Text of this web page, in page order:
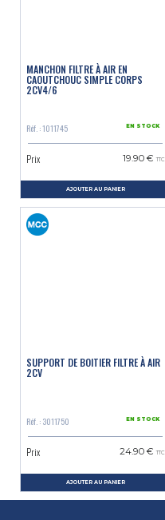
MANCHON FILTRE À AIR EN
CAOUTCHOUC SIMPLE CORPS
2CV4/6
Réf. : 1011745 EN STOCK
Prix 19.90 € TTC
AJOUTER AU PANIER
SUPPORT DE BOITIER FILTRE À AIR
2CV
Réf. : 3011750 EN STOCK
Prix 24.90 € TTC
AJOUTER AU PANIER